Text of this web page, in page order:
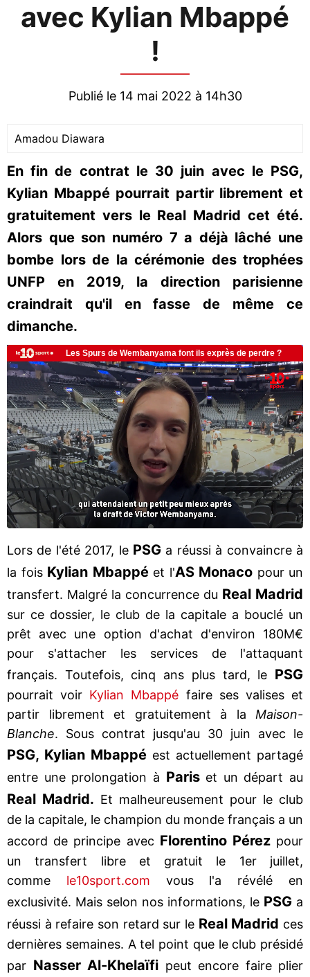
avec Kylian Mbappé
!
Publié le 14 mai 2022 à 14h30
Amadou Diawara
En fin de contrat le 30 juin avec le PSG,
Kylian Mbappé pourrait partir librement et
gratuitement vers le Real Madrid cet été.
Alors que son numéro 7 a déjà lâché une
bombe lors de la cérémonie des trophées
UNFP en 2019, la direction parisienne
craindrait qu'il en fasse de même ce
dimanche.
Lors de l'été 2017, le PSG a réussi à convaincre à
la fois Kylian Mbappéet l'AS Monaco pour un
transfert. Malgré la concurrence du Real Madrid
sur ce dossier, le club de la capitale a bouclé un
prêt avec une option d'achat d'environ 180M€
pour s'attacher les services de l'attaquant
français. Toutefois, cinq ans plus tard, le PSG
pourrait voir Kylian Mbappé faire ses valises et
partir librement et gratuitement à la Maison-
Blanche. Sous contrat jusqu'au 30 juin avec le
PSG, Kylian Mbappé est actuellement partagé
entre une prolongation à Pariset un départ au
Real Madrid. Et malheureusement pour le club
de la capitale, le champion du monde français a un
accord de principe avec Florentino Pérezpour
un transfert libre et gratuit le 1er juillet,
comme le10sport.com vous l'a révélé en
exclusivité. Mais selon nos informations, le PSG a
réussi à refaire son retard sur le Real Madrid ces
dernières semaines. A tel point que le club présidé
par Nasser Al-Khelaïfi peut encore faire plier